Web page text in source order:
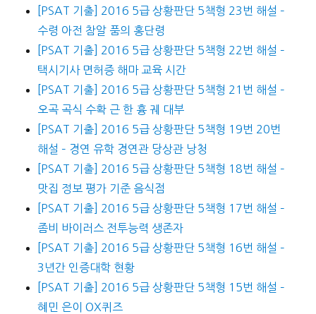
[PSAT 기출] 2016 5급 상황판단 5책형 23번 해설 –
수령 아전 참알 품의 홍단령
[PSAT 기출] 2016 5급 상황판단 5책형 22번 해설 –
택시기사 면허증 해마 교육 시간
[PSAT 기출] 2016 5급 상황판단 5책형 21번 해설 –
오곡 곡식 수확 근 한 흉 궤 대부
[PSAT 기출] 2016 5급 상황판단 5책형 19번 20번
해설 – 경연 유학 경연관 당상관 낭청
[PSAT 기출] 2016 5급 상황판단 5책형 18번 해설 –
맛집 정보 평가 기준 음식점
[PSAT 기출] 2016 5급 상황판단 5책형 17번 해설 –
좀비 바이러스 전투능력 생존자
[PSAT 기출] 2016 5급 상황판단 5책형 16번 해설 –
3년간 인증대학 현황
[PSAT 기출] 2016 5급 상황판단 5책형 15번 해설 –
혜민 은이 OX퀴즈